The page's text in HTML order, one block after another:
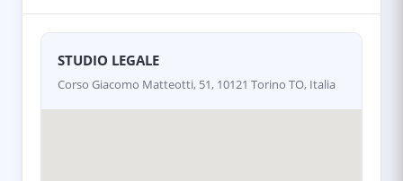
STUDIO LEGALE
Corso Giacomo Matteotti, 51, 10121 Torino TO, Italia